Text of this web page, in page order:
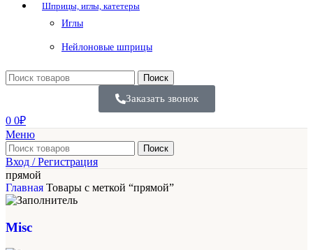
Шприцы, иглы, катетеры
Иглы
Нейлоновые шприцы
Поиск
Заказать звонок
0 0₽
Меню
Поиск
Вход / Регистрация
прямой
Главная Товары с меткой “прямой”
Misc